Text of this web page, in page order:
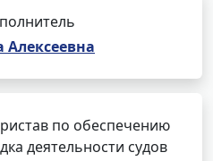
по обеспечению
деятельности судов